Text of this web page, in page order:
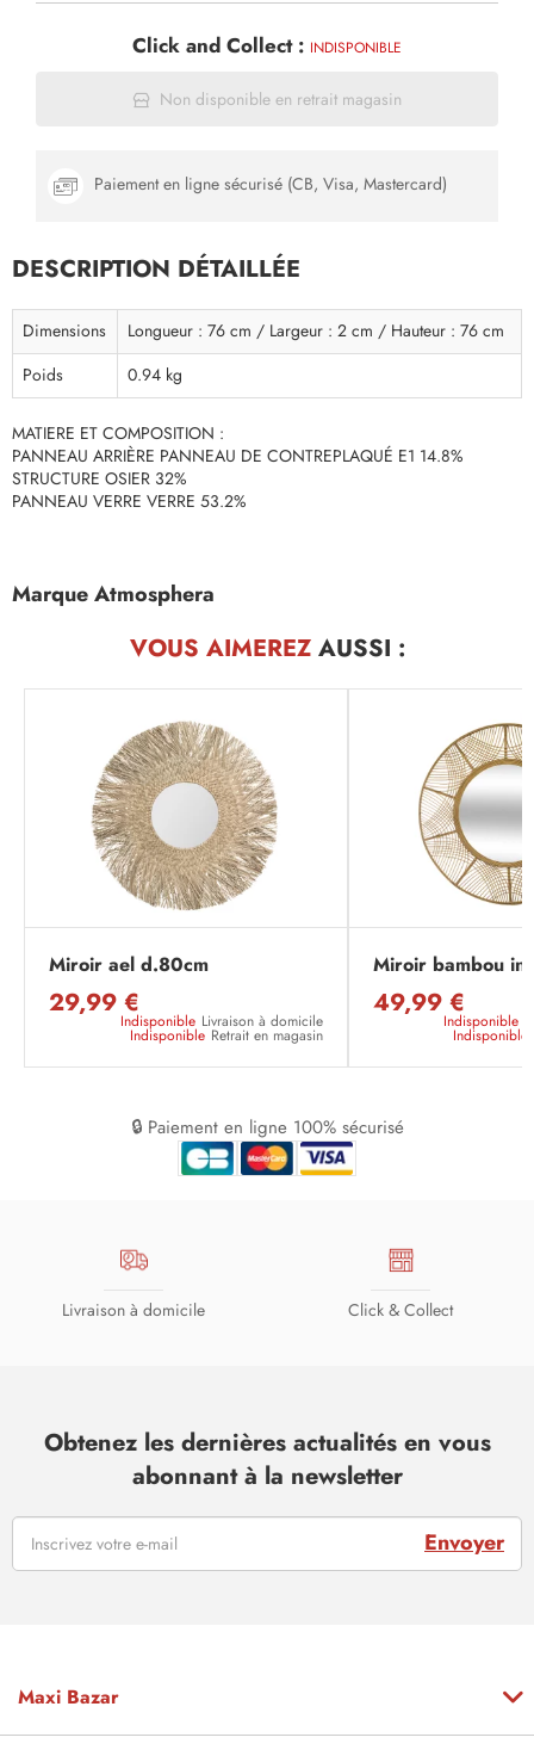
Click and Collect : INDISPONIBLE
Non disponible en retrait magasin
Paiement en ligne sécurisé (CB, Visa, Mastercard)
DESCRIPTION DÉTAILLÉE
Dimensions
Longueur : 76 cm / Largeur : 2 cm / Hauteur : 76 cm
Poids
0.94 kg
MATIERE ET COMPOSITION :
PANNEAU ARRIÈRE PANNEAU DE CONTREPLAQUÉ E1 14.8%
STRUCTURE OSIER 32%
PANNEAU VERRE VERRE 53.2%
Marque Atmosphera
VOUS AIMEREZAUSSI :
Miroir ael d.80cm
29,99 €
Indisponible Livraison à domicile
Indisponible Retrait en magasin
Miroir bambou
49,99 €
Indisponible
Indisponible
🔒 Paiement en ligne 100% sécurisé
Livraison à domicile Click & Collect
Obtenez les dernières actualités en vous
abonnant à la newsletter
Envoyer
Maxi Bazar